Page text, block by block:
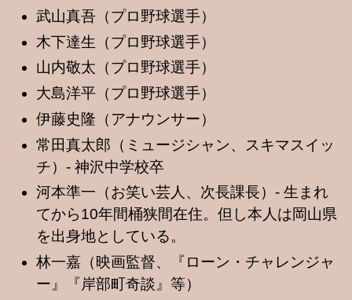
武山真吾（プロ野球選手）
木下達生（プロ野球選手）
山内敬太（プロ野球選手）
大島洋平（プロ野球選手）
伊藤史隆（アナウンサー）
常田真太郎（ミュージシャン、スキマスイッ
チ）- 神沢中学校卒
河本準一（お笑い芸人、次長課長）- 生まれ
てから10年間桶狭間在住。但し本人は岡山県
を出身地としている。
林一嘉（映画監督、『ローン・チャレンジャ
ー』『岸部町奇談』等）